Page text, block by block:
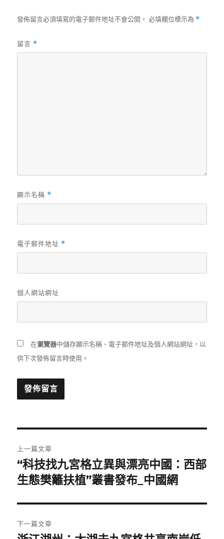
發佈留言必須填寫的電子郵件地址不會公開。 必填欄位標示為 *
留言 *
顯示名稱 *
電子郵件地址 *
個人網站網址
在瀏覽器中儲存顯示名稱、電子郵件地址及個人網站網址，以
供下次發佈留言時使用。
章
導
覽
上一篇文章
上
一
文
章:
“科技找九宮格立異與漂亮中國：西部
生態樊籬扶植”叢書發布_中國網
下一篇文章